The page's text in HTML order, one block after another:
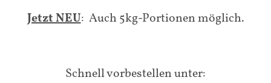
Jetzt NEU: Auch 5kg-Portionen möglich.
Schnell vorbestellen unter: